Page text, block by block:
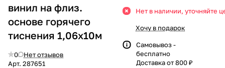
винил на флиз.
основе горячего
тиснения 1,06х10м
0
Нет отзывов
Арт. 287651
Нет в наличии, уточняйте
Хочу в подарок
Самовывоз -
бесплатно
Доставка от 800 ₽